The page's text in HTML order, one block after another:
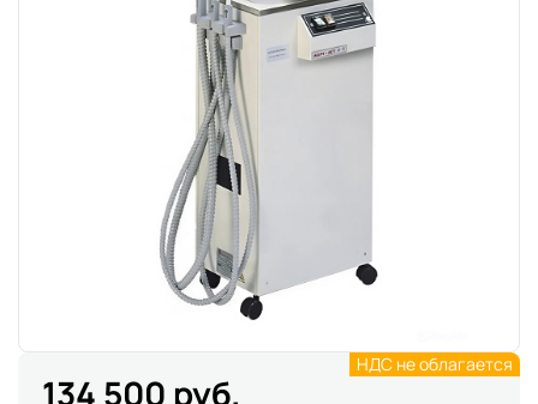
134 500 руб.
НДС не облагается